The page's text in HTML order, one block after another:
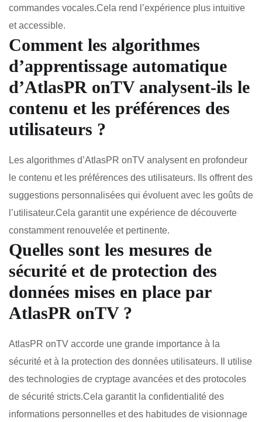
commandes vocales.Cela rend l’expérience plus intuitive
et accessible.
Comment les algorithmes
d’apprentissage automatique
d’AtlasPR onTV analysent-ils le
contenu et les préférences des
utilisateurs ?
Les algorithmes d’AtlasPR onTV analysent en profondeur
le contenu et les préférences des utilisateurs. Ils offrent des
suggestions personnalisées qui évoluent avec les goûts de
l’utilisateur.Cela garantit une expérience de découverte
constamment renouvelée et pertinente.
Quelles sont les mesures de
sécurité et de protection des
données mises en place par
AtlasPR onTV ?
AtlasPR onTV accorde une grande importance à la
sécurité et à la protection des données utilisateurs. Il utilise
des technologies de cryptage avancées et des protocoles
de sécurité stricts.Cela garantit la confidentialité des
informations personnelles et des habitudes de visionnage